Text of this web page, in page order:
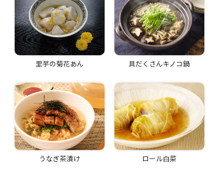
里芋の菊花あん 具だくさんキノコ鍋
うなぎ茶漬け ロール白菜